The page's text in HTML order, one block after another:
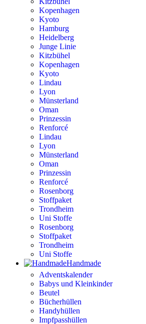
Kopenhagen
Kyoto
Hamburg
Heidelberg
Junge Linie
Kitzbühel
Kopenhagen
Kyoto
Lindau
Lyon
Münsterland
Oman
Prinzessin
Renforcé
Lindau
Lyon
Münsterland
Oman
Prinzessin
Renforcé
Rosenborg
Stoffpaket
Trondheim
Uni Stoffe
Rosenborg
Stoffpaket
Trondheim
Uni Stoffe
Handmade
Adventskalender
Babys und Kleinkinder
Beutel
Bücherhüllen
Handyhüllen
Impfpasshüllen